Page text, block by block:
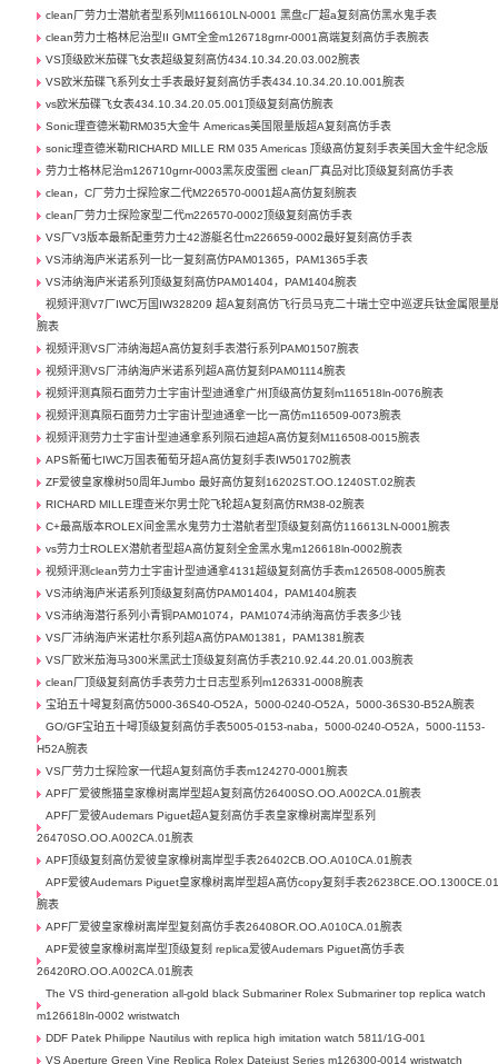
clean厂劳力士潜航者型系列M116610LN-0001 黑盘c厂超a复刻高仿黑水鬼手表
clean劳力士格林尼治型II GMT全金m126718grnr-0001高端复刻高仿手表腕表
VS顶级欧米茄碟飞女表超级复刻高仿434.10.34.20.03.002腕表
VS欧米茄碟飞系列女士手表最好复刻高仿手表434.10.34.20.10.001腕表
vs欧米茄碟飞女表434.10.34.20.05.001顶级复刻高仿腕表
Sonic理查德米勒RM035大金牛 Americas美国限量版超A复刻高仿手表
sonic理查德米勒RICHARD MILLE RM 035 Americas 顶级高仿复刻手表美国大金牛纪念版
劳力士格林尼治m126710grnr-0003黑灰皮蛋圈 clean厂真品对比顶级复刻高仿手表
clean，C厂劳力士探险家二代M226570-0001超A高仿复刻腕表
clean厂劳力士探险家型二代m226570-0002顶级复刻高仿手表
VS厂V3版本最新配重劳力士42游艇名仕m226659-0002最好复刻高仿手表
VS沛纳海庐米诺系列一比一复刻高仿PAM01365，PAM1365手表
VS沛纳海庐米诺系列顶级复刻高仿PAM01404，PAM1404腕表
视频评测V7厂IWC万国IW328209 超A复刻高仿飞行员马克二十瑞士空中巡逻兵钛金属限量
腕表
视频评测VS厂沛纳海超A高仿复刻手表潜行系列PAM01507腕表
视频评测VS厂沛纳海庐米诺系列超A高仿复刻PAM01114腕表
视频评测真陨石面劳力士宇宙计型迪通拿广州顶级高仿复刻m116518ln-0076腕表
视频评测真陨石面劳力士宇宙计型迪通拿一比一高仿m116509-0073腕表
视频评测劳力士宇宙计型迪通拿系列陨石迪超A高仿复刻M116508-0015腕表
APS新葡七IWC万国表葡萄牙超A高仿复刻手表IW501702腕表
ZF爱彼皇家橡树50周年Jumbo 最好高仿复刻16202ST.OO.1240ST.02腕表
RICHARD MILLE理查米尔男士陀飞轮超A复刻高仿RM38-02腕表
C+最高版本ROLEX间金黑水鬼劳力士潜航者型顶级复刻高仿116613LN-0001腕表
vs劳力士ROLEX潜航者型超A高仿复刻全金黑水鬼m126618ln-0002腕表
视频评测clean劳力士宇宙计型迪通拿4131超级复刻高仿手表m126508-0005腕表
VS沛纳海庐米诺系列顶级复刻高仿PAM01404，PAM1404腕表
VS沛纳海潜行系列小青铜PAM01074，PAM1074沛纳海高仿手表多少钱
VS厂沛纳海庐米诺杜尔系列超A高仿PAM01381，PAM1381腕表
VS厂欧米茄海马300米黑武士顶级复刻高仿手表210.92.44.20.01.003腕表
clean厂顶级复刻高仿手表劳力士日志型系列m126331-0008腕表
宝珀五十噚复刻高仿5000-36S40-O52A，5000-0240-O52A，5000-36S30-B52A腕表
GO/GF宝珀五十噚顶级复刻高仿手表5005-0153-naba，5000-0240-O52A，5000-1153-
H52A腕表
VS厂劳力士探险家一代超A复刻高仿手表m124270-0001腕表
APF厂爱彼熊猫皇家橡树离岸型超A复刻高仿26400SO.OO.A002CA.01腕表
APF厂爱彼Audemars Piguet超A复刻高仿手表皇家橡树离岸型系列
26470SO.OO.A002CA.01腕表
APF顶级复刻高仿爱彼皇家橡树离岸型手表26402CB.OO.A010CA.01腕表
APF爱彼Audemars Piguet皇家橡树离岸型超A高仿copy复刻手表
腕表
APF厂爱彼皇家橡树离岸型复刻高仿手表26408OR.OO.A010CA.01腕表
APF爱彼皇家橡树离岸型顶级复刻 replica爱彼Audemars Piguet高仿手表
26420RO.OO.A002CA.01腕表
The VS third-generation all-gold black Submariner Rolex Submariner top replica watch
m126618ln-0002 wristwatch
DDF Patek Philippe Nautilus with replica high imitation watch 5811/1G-001
VS Aperture Green Vine Replica Rolex Datejust Series m126300-0014 wristwatch